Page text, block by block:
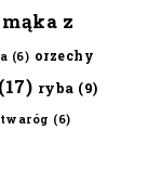
mąka z
(6) orzechy
(17) ryba (9)
twaróg (6)